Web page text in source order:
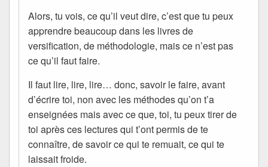
Alors, tu vois, ce qu’il veut dire, c’est que tu peux
apprendre beaucoup dans les livres de
versification, de méthodologie, mais ce n’est pas
ce qu’il faut faire.
Il faut lire, lire, lire… donc, savoir le faire, avant
d’écrire toi, non avec les méthodes qu’on t’a
enseignées mais avec ce que, toi, tu peux tirer de
toi après ces lectures qui t’ont permis de te
connaître, de savoir ce qui te remuait, ce qui te
laissait froide.